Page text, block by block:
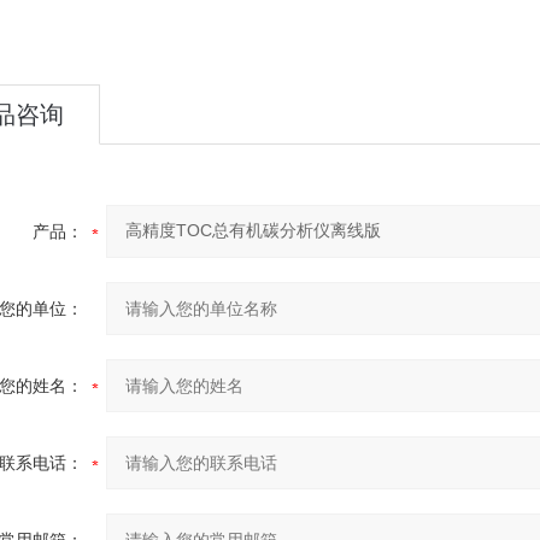
咨询
产品：
您的单位：
您的姓名：
联系电话：